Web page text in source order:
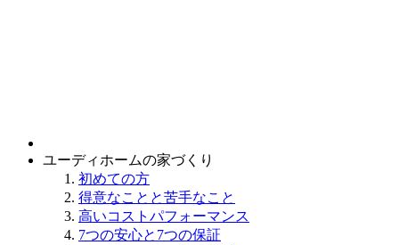
ユーディホームの家づくり
初めての方
得意なことと苦手なこと
高いコストパフォーマンス
7つの安心と7つの保証